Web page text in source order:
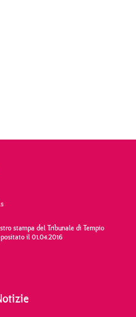
stampa del Tribunale di Tempio
il 01.04.2016